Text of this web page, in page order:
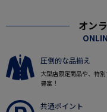
オン
圧倒的な品揃え
大型店限定商品や、特
豊富！
共通ポイント